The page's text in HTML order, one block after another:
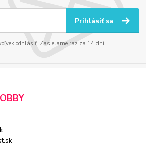
Prihlásiť sa
odhlásiť. Zasielame raz za 14 dní.